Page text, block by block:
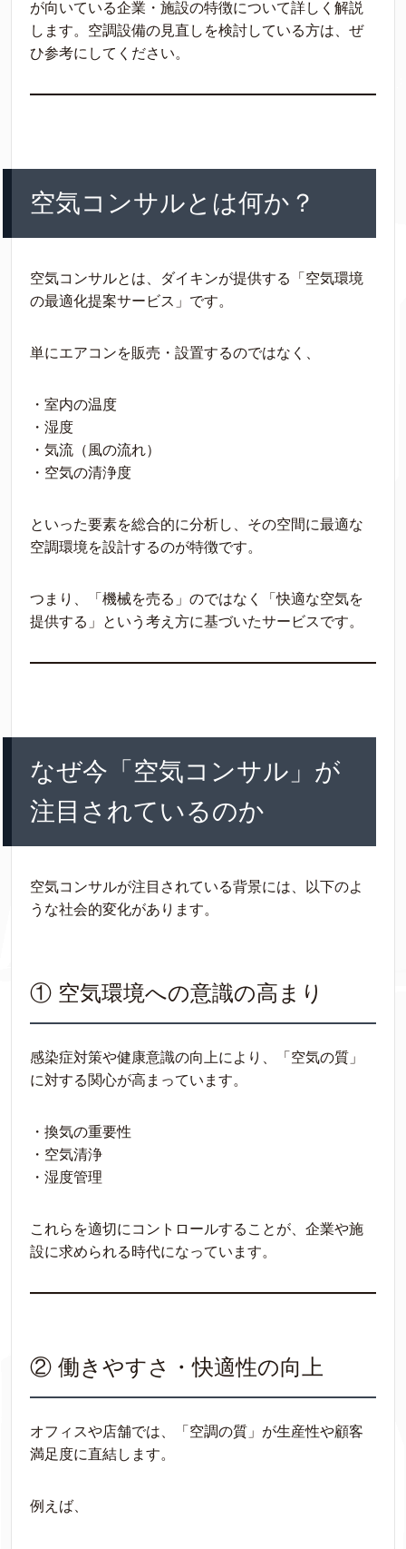
が向いている企業・施設の特徴について詳しく解説
します。空調設備の見直しを検討している方は、ぜ
ひ参考にしてください。
空気コンサルとは何か？
空気コンサルとは、ダイキンが提供する「空気環境
の最適化提案サービス」です。
単にエアコンを販売・設置するのではなく、
・室内の温度
・湿度
・気流（風の流れ）
・空気の清浄度
といった要素を総合的に分析し、その空間に最適な
空調環境を設計するのが特徴です。
つまり、「機械を売る」のではなく「快適な空気を
提供する」という考え方に基づいたサービスです。
なぜ今「空気コンサル」が
注目されているのか
空気コンサルが注目されている背景には、以下のよ
うな社会的変化があります。
① 空気環境への意識の高まり
感染症対策や健康意識の向上により、「空気の質」
に対する関心が高まっています。
・換気の重要性
・空気清浄
・湿度管理
これらを適切にコントロールすることが、企業や施
設に求められる時代になっています。
② 働きやすさ・快適性の向上
オフィスや店舗では、「空調の質」が生産性や顧客
満足度に直結します。
例えば、